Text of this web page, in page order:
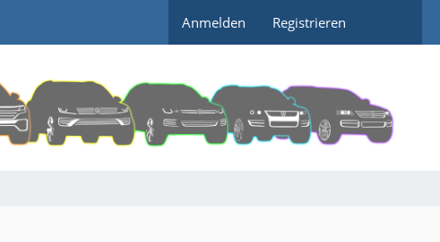
Anmelden Registrieren